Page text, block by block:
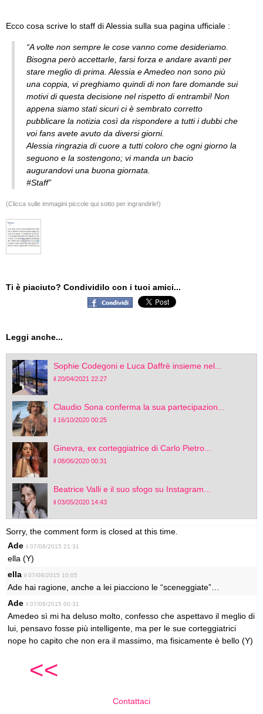
Ecco cosa scrive lo staff di Alessia sulla sua pagina ufficiale :
“A volte non sempre le cose vanno come desideriamo.
Bisogna però accettarle, farsi forza e andare avanti per
stare meglio di prima. Alessia e Amedeo non sono più
una coppia, vi preghiamo quindi di non fare domande sui
motivi di questa decisione nel rispetto di entrambi! Non
appena siamo stati sicuri ci è sembrato corretto
pubblicare la notizia così da rispondere a tutti i dubbi che
voi fans avete avuto da diversi giorni.
Alessia ringrazia di cuore a tutti coloro che ogni giorno la
seguono e la sostengono; vi manda un bacio
augurandovi una buona giornata.
#Staff”
(Clicca sulle immagini piccole qui sotto per ingrandirle!)
Ti è piaciuto? Condividilo con i tuoi amici...
Leggi anche...
Sophie Codegoni e Luca Daffrè insieme nel...
il 20/04/2021 22:27
Claudio Sona conferma la sua partecipazion...
il 16/10/2020 00:25
Ginevra, ex corteggiatrice di Carlo Pietro...
il 08/06/2020 00:31
Beatrice Valli e il suo sfogo su Instagram...
il 03/05/2020 14:43
Sorry, the comment form is closed at this time.
Ade il 07/08/2015 21:31
ella (Y)
ella il 07/08/2015 10:05
Ade hai ragione, anche a lei piacciono le “sceneggiate”…
Ade il 07/08/2015 00:31
Amedeo sì mi ha deluso molto, confesso che aspettavo il meglio di
lui, pensavo fosse più intelligente, ma per le sue corteggiatrici
nope ho capito che non era il massimo, ma fisicamente è bello (Y)
<<
Contattaci